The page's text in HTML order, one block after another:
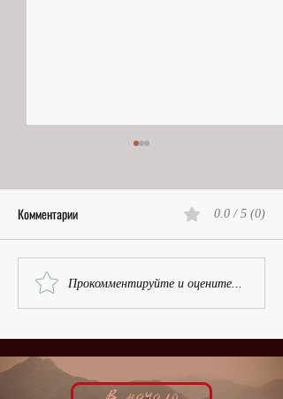
Первая в Лондоне | Вера
Чарова, кинобиография
Комментарии 0.0 / 5 (0)
Прокомментируйте и оцените...